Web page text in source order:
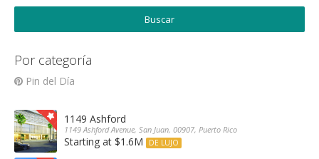
Por categoría
Pin del Día
1149 Ashford
1149 Ashford Avenue, San Juan, 00907, Puerto Rico
Starting at $1.6M DE LUJO